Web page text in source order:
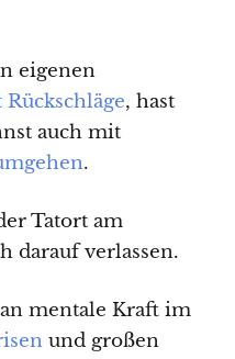
eigenen
, hast
auch mit
.
Tatort am
darauf verlassen.
mentale Kraft im
und großen